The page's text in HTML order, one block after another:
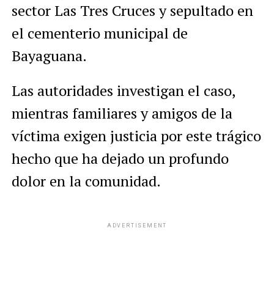
sector Las Tres Cruces y sepultado en
el cementerio municipal de
Bayaguana.
Las autoridades investigan el caso,
mientras familiares y amigos de la
víctima exigen justicia por este trágico
hecho que ha dejado un profundo
dolor en la comunidad.
ADVERTISEMENT